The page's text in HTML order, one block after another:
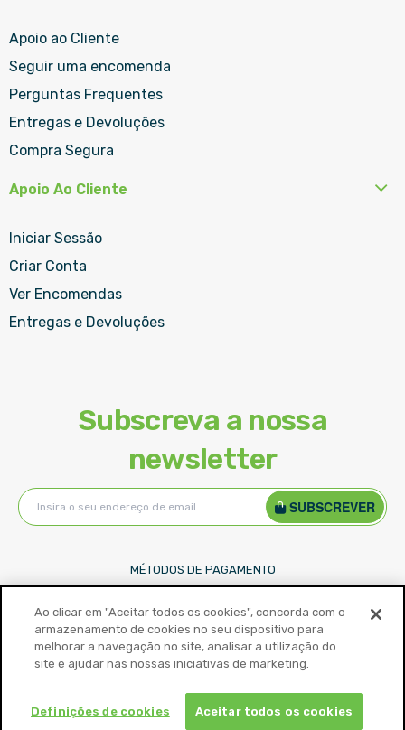
Apoio ao Cliente
Seguir uma encomenda
Perguntas Frequentes
Entregas e Devoluções
Compra Segura
Apoio Ao Cliente
Iniciar Sessão
Criar Conta
Ver Encomendas
Entregas e Devoluções
Subscreva a nossa
newsletter
Subscreva
a
nossa
SUBSCREVER
MÉTODOS DE PAGAMENTO
©2026ToyStore. Todos os direitos reservados.
Ao clicar em "Aceitar todos os cookies", concorda com o
armazenamento de cookies no seu dispositivo para
melhorar a navegação no site, analisar a utilização do
site e ajudar nas nossas iniciativas de marketing.
Definições de cookies Aceitar todos os cookies